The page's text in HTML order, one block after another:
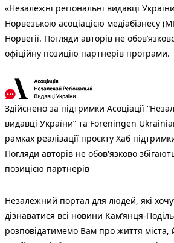
«Незалежні регіональні видавці
Норвезькою асоціацією медіабізнесу
Норвегії. Погляди авторів не
офіційну позицію партнерів програми.
Здійснено за підтримки Асоціації
видавці України” та Foreningen
рамках реалізації проєкту Хаб
Погляди авторів не обов'язково
позицією партнерів
Незалежний портал для людей, які
дізнаватися всі новини Кам’янця-
розповідатимемо Вам про життя міста,